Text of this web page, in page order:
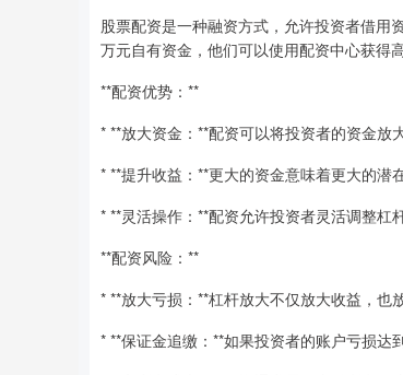
股票配资是一种融资方式，允许投资者借用
万元自有资金，他们可以使用配资中心获得
**配资优势：**
* **放大资金：**配资可以将投资者的资金放
* **提升收益：**更大的资金意味着更大的潜在
* **灵活操作：**配资允许投资者灵活调整杠
**配资风险：**
* **放大亏损：**杠杆放大不仅放大收益，也
* **保证金追缴：**如果投资者的账户亏损达